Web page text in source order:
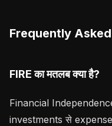
Frequently
FIRE का मतलब क्या है?
Financial
investments से